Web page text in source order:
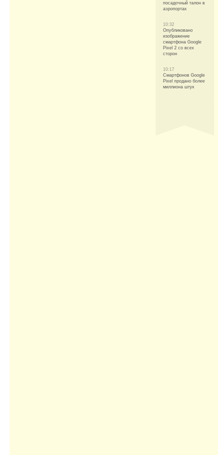
посадочный талон в
аэропортах
10:32
Опубликовано
изображение
смартфона Google
Pixel 2 со всех
сторон
10:17
Смартфонов Google
Pixel продано более
миллиона штук